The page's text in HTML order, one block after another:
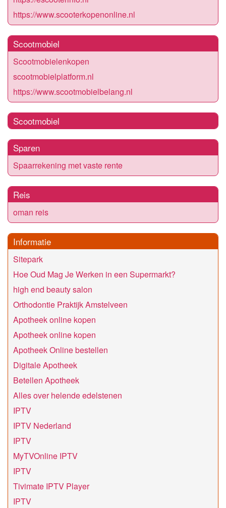
https://www.scooterkopenonline.nl
Scootmobiel
Scootmobielenkopen
scootmobielplatform.nl
https://www.scootmobielbelang.nl
Scootmobiel
Sparen
Spaarrekening met vaste rente
Reis
oman reis
Informatie
Sitepark
Hoe Oud Mag Je Werken in een Supermarkt?
high end beauty salon
Orthodontie Praktijk Amstelveen
Apotheek online kopen
Apotheek online kopen
Apotheek Online bestellen
Digitale Apotheek
Betellen Apotheek
Alles over helende edelstenen
IPTV
IPTV Nederland
IPTV
MyTVOnline IPTV
IPTV
Tivimate IPTV Player
IPTV